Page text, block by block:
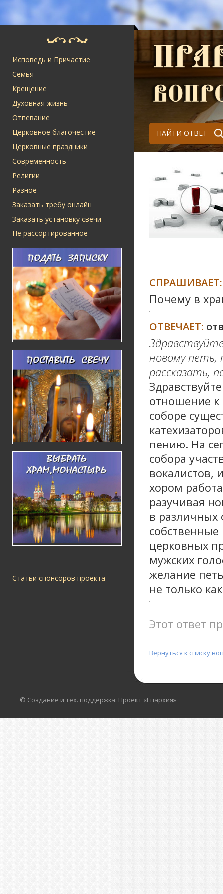
Исповедь и Причастие
Семья
Крещение
Духовная жизнь
Отпевание
Церковное благочестие
Церковные праздники
Современность
Религии
Разное
Заказать требу онлайн
Заказать установку свечи
Не рассортированное
Статьи спонсоров проекта
НАЙТИ ОТВЕТ
СПРАШИВАЕТ:
Почему в
ОТВЕЧАЕТ:
новому петь,
рассказать,
отношение к
соборе
пению. На
собора
вокалистов,
хором
разучивая
в различных
церковных
мужских
желание
не только
Этот ответ
Вернуться к списку
© Создание и тех. поддержка: Проект «Епархия»